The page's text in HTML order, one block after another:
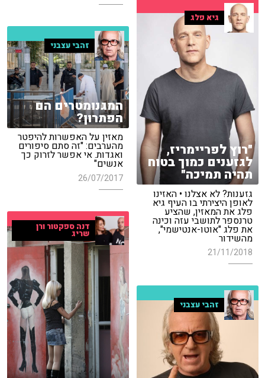
גיא פלג
"רוץ לפריימריז,
לגזענים כמוך בטוח
תהיה תמיכה"
גזענות? לא אצלנו • האזינו
לאופן היצירתי בו העיף גיא
פלג את המאזין, שהציע
טרנספר לתושבי עזה וכינה
את פלג "אוטו-אנטישמי",
מהשידור
21/11/2018
זהבי עצבני
המגנומטרים הם
הפתרון?
מאזין על האפשרות להיפטר
מהערבים: "זה סתם סיפורים
ואגדות. אי אפשר לזרוק כך
אנשים"
26/07/2017
דנה ספקטור ורן
שריג
זהבי עצבני